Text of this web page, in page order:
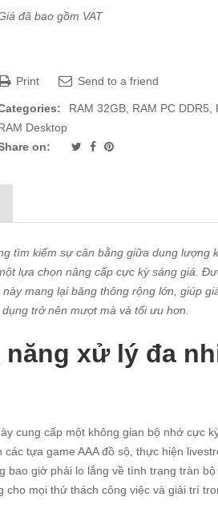
đã bao gồm VAT
Print Send to a friend
RAM 32GB RAM PC DDR5
Desktop
on:
tìm kiếm sự cân bằng giữa dung lượng
lựa chọn nâng cấp cực kỳ sáng giá.
mang lại băng thông rộng lớn, giúp
trở nên mượt mà và tối ưu hơn.
xử lý đa
cung cấp một không gian bộ nhớ cực
tựa game AAA đồ sộ, thực hiện
bao giờ phải lo lắng về tình trạng tràn
mọi thử thách công việc và giải trí